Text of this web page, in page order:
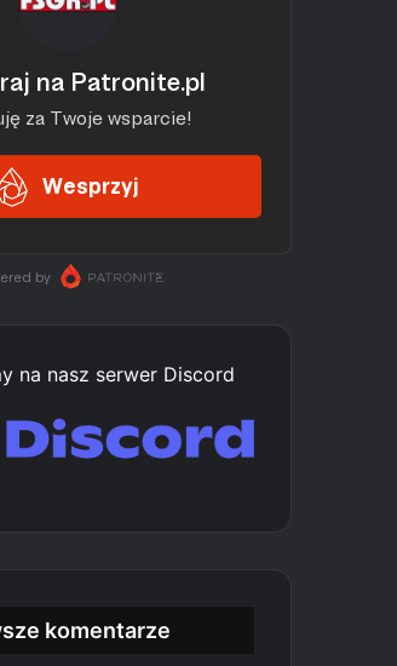
na nasz serwer Discord
komentarze